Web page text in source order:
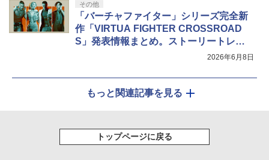
その他
「バーチャファイター」シリーズ完全新
作「VIRTUA FIGHTER CROSSROAD
S」発表情報まとめ。ストーリートレー
2026年6月8日
もっと関連記事を見る
トップページに戻る